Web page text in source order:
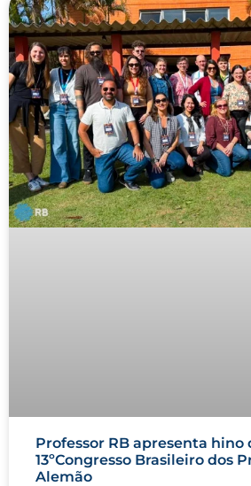
Professor RB apresenta hino
13ºCongresso Brasileiro dos
Alemão